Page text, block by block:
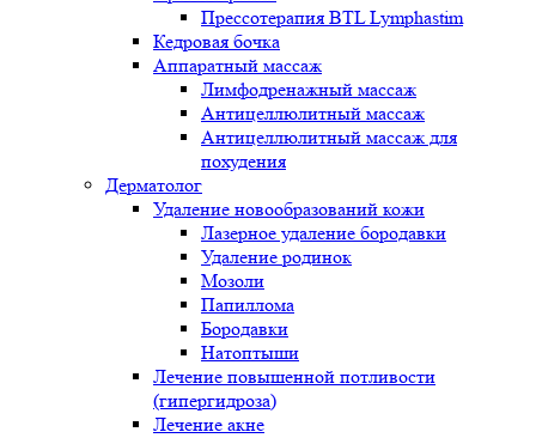
Прессотерапия BTL Lymphastim
Кедровая бочка
Аппаратный массаж
Лимфодренажный массаж
Антицеллюлитный массаж
Антицеллюлитный массаж для
похудения
Дерматолог
Удаление новообразований кожи
Лазерное удаление бородавки
Удаление родинок
Мозоли
Папиллома
Бородавки
Натоптыши
Лечение повышенной потливости
(гипергидроза)
Лечение акне